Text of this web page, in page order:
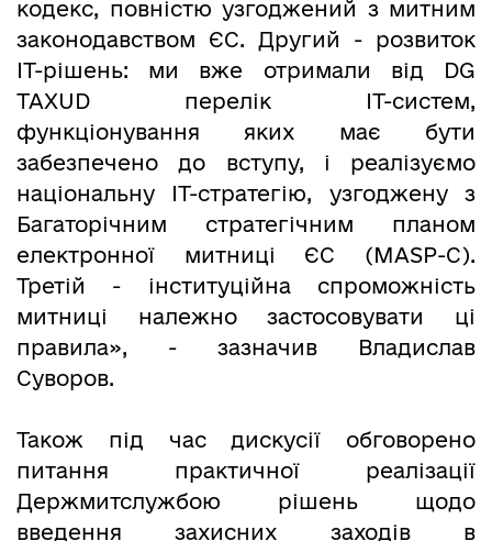
кодекс, повністю узгоджений з митним
законодавством ЄС. Другий - розвиток
ІТ-рішень: ми вже отримали від DG
TAXUD перелік ІТ-систем,
функціонування яких має бути
забезпечено до вступу, і реалізуємо
національну ІТ-стратегію, узгоджену з
Багаторічним стратегічним планом
електронної митниці ЄС (MASP-C).
Третій - інституційна спроможність
митниці належно застосовувати ці
правила», - зазначив Владислав
Суворов.
Також під час дискусії обговорено
питання практичної реалізації
Держмитслужбою рішень щодо
введення захисних заходів в